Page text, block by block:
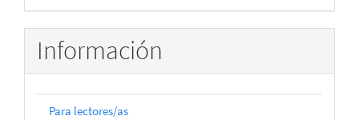
Información
Para lectores/as